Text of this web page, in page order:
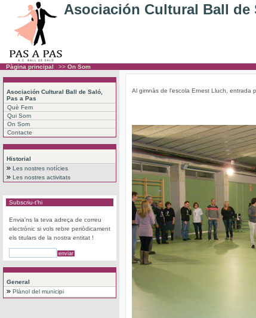
Asociación Cultural Ball de
Pàgina principal >> On Som
Asociación Cultural Ball de Saló,
Pas a Pas
Què Fem
Qui Som
On Som
Contacte
Historial
Les nostres notícies
Les nostres activitats
Subscriu-t'hi
Envia'ns la teva adreça de correu
electrònic si vols rebre periòdicament
els titulars de la nostra entitat !
General
Plànol del municipi
Al gimnàs de l'escola Ernest Lluch, entrada